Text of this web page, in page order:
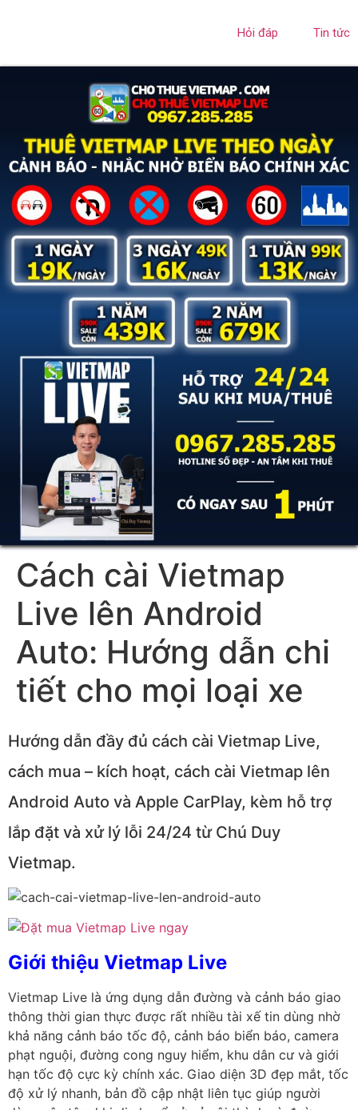
Hỏi đáp Tin tức
Cách cài Vietmap
Live lên Android
Auto: Hướng dẫn chi
tiết cho mọi loại xe
Hướng dẫn đầy đủ cách cài Vietmap Live,
cách mua – kích hoạt, cách cài Vietmap lên
Android Auto và Apple CarPlay, kèm hỗ trợ
lắp đặt và xử lý lỗi 24/24 từ Chú Duy
Vietmap.
Giới thiệu Vietmap Live
Vietmap Live là ứng dụng dẫn đường và cảnh báo giao
thông thời gian thực được rất nhiều tài xế tin dùng nhờ
khả năng cảnh báo tốc độ, cảnh báo biển báo, camera
phạt nguội, đường cong nguy hiểm, khu dân cư và giới
hạn tốc độ cực kỳ chính xác. Giao diện 3D đẹp mắt, tốc
độ xử lý nhanh, bản đồ cập nhật liên tục giúp người